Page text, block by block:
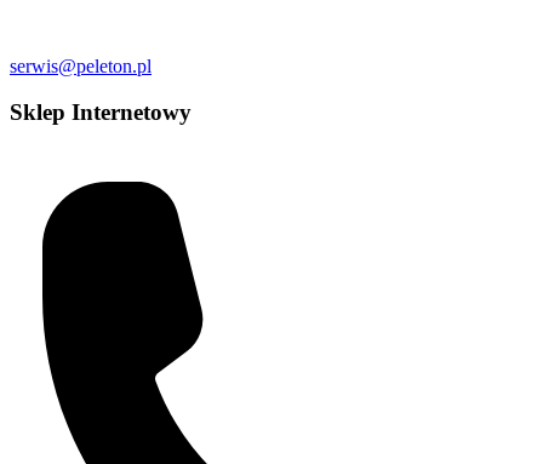
serwis@peleton.pl
Sklep Internetowy